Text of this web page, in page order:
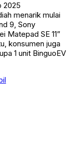
2025
menarik mulai
9, Sony
Matepad SE 11”
konsumen juga
1 unit BinguoEV